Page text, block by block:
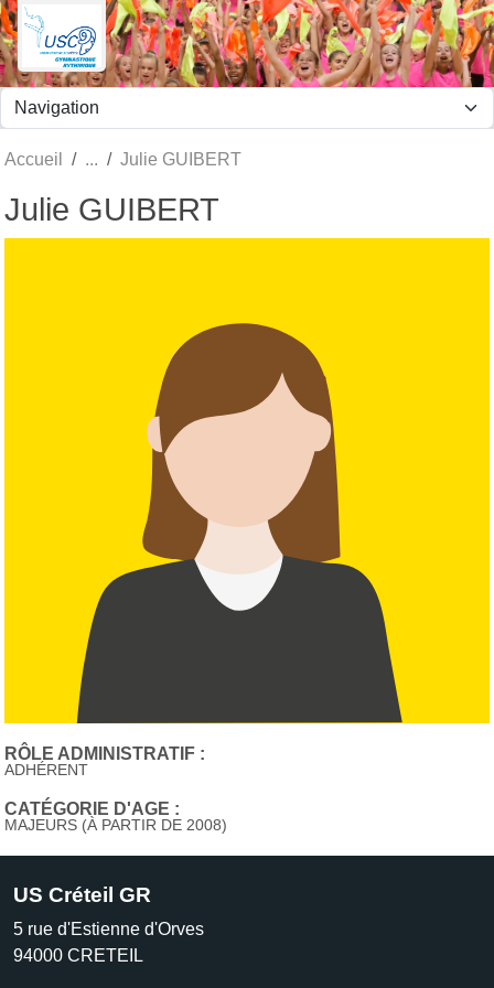
Accueil Julie GUIBERT
Julie GUIBERT
RÔLE ADMINISTRATIF :
ADHÉRENT
CATÉGORIE D'AGE :
MAJEURS (À PARTIR DE 2008)
US Créteil GR
5 rue d'Estienne d'Orves
94000 CRETEIL
Panneau de gestion des cookies